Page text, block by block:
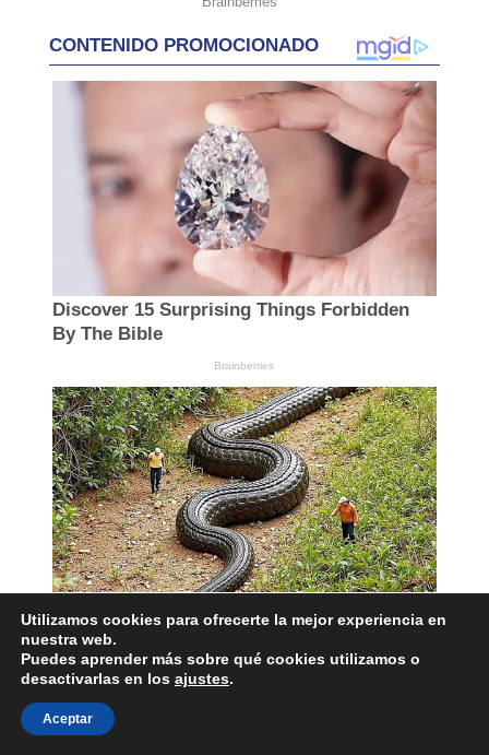
Utilizamos cookies para ofrecerte la mejor experiencia en
nuestra web.
Puedes aprender más sobre qué cookies utilizamos o
desactivarlas en los ajustes.
Aceptar